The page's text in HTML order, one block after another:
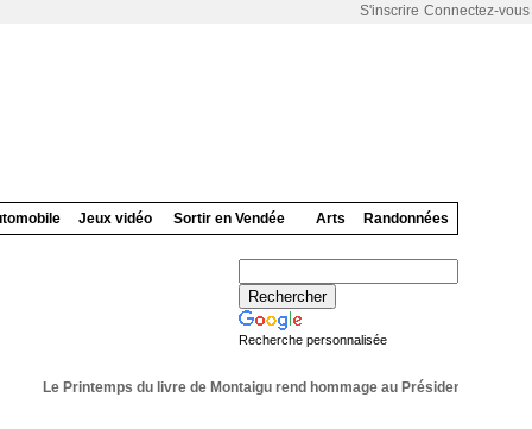
Connectez-vous
S'inscrire
Jeux vidéo Sortir en Vendée Arts Randonnées
Recherche personnalisée
Le Printemps du livre de Montaigu rend hommage au Président de sa 36